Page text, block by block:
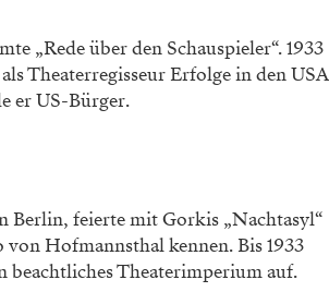
„Rede über den Schauspieler“. 1933
Theaterregisseur Erfolge in den USA
er US-Bürger.
Berlin, feierte mit Gorkis „Nachtasyl“
Hofmannsthal kennen. Bis 1933
Theaterimperium auf.